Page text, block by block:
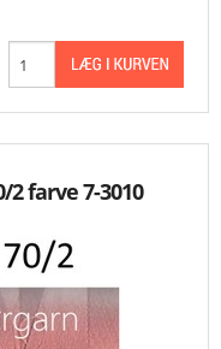
farve 7-3010